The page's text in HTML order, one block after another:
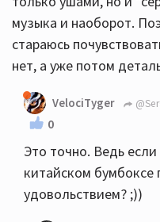
музыка и наоборот.
стараюсь
нет, а уже потом
VelociTyger
0
Это точно. Ведь
китайском
удовольствием? ;))